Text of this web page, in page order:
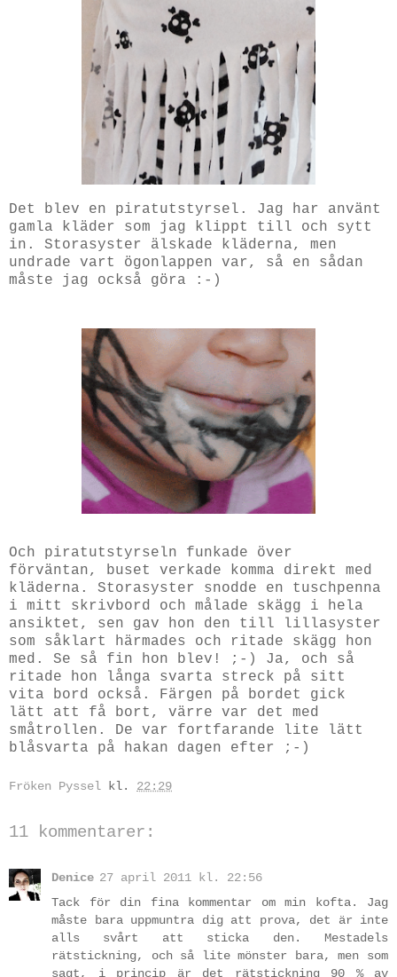
Det blev en piratutstyrsel. Jag har använt
gamla kläder som jag klippt till och sytt
in. Storasyster älskade kläderna, men
undrade vart ögonlappen var, så en sådan
måste jag också göra :-)
Och piratutstyrseln funkade över
förväntan, buset verkade komma direkt med
kläderna. Storasyster snodde en tuschpenna
i mitt skrivbord och målade skägg i hela
ansiktet, sen gav hon den till lillasyster
som såklart härmades och ritade skägg hon
med. Se så fin hon blev! ;-) Ja, och så
ritade hon långa svarta streck på sitt
vita bord också. Färgen på bordet gick
lätt att få bort, värre var det med
småtrollen. De var fortfarande lite lätt
blåsvarta på hakan dagen efter ;-)
Fröken Pyssel kl. 22:29
11 kommentarer:
Denice 27 april 2011 kl. 22:56
Tack för din fina kommentar om min kofta. Jag
måste bara uppmuntra dig att prova, det är inte
alls svårt att sticka den. Mestadels
rätstickning, och så lite mönster bara, men som
sagt, i princip är det rätstickning 90 % av